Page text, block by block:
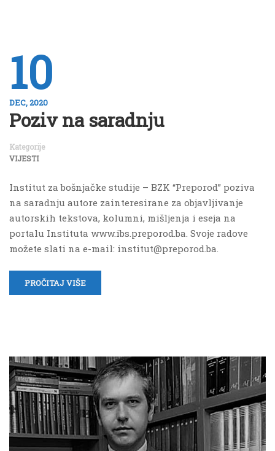
10
DEC, 2020
Poziv na saradnju
Kategorije
VIJESTI
Institut za bošnjačke studije – BZK “Preporod” poziva
na saradnju autore zainteresirane za objavljivanje
autorskih tekstova, kolumni, mišljenja i eseja na
portalu Instituta www.ibs.preporod.ba. Svoje radove
možete slati na e-mail: institut@preporod.ba.
PROČITAJ VIŠE